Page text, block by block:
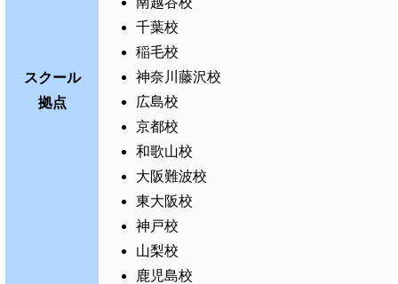
スクール
拠点
千葉校
稲毛校
神奈川藤沢校
広島校
京都校
和歌山校
大阪難波校
東大阪校
神戸校
山梨校
鹿児島校